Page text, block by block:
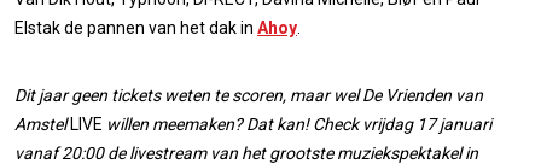
Elstak de pannen van het dak in Ahoy
Dit jaar geen tickets weten te scoren, maar wel De Vrienden van
AmstelLIVE willen meemaken? Dat kan! Check vrijdag 17 januari
vanaf 20:00 de livestream van het grootste muziekspektakel in